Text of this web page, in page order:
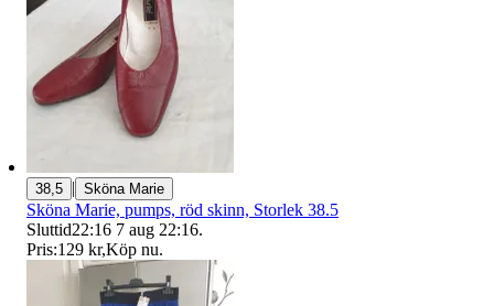
38,5 | Sköna Marie
Sköna Marie, pumps, röd skinn, Storlek 38.5
Sluttid22:16 7 aug 22:16.
Pris:129 kr,Köp nu.